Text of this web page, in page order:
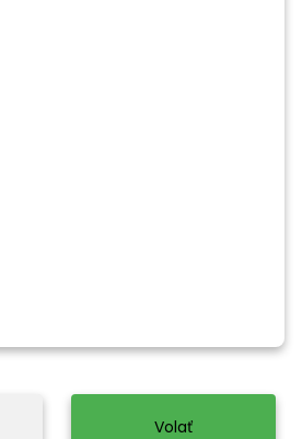
Volať